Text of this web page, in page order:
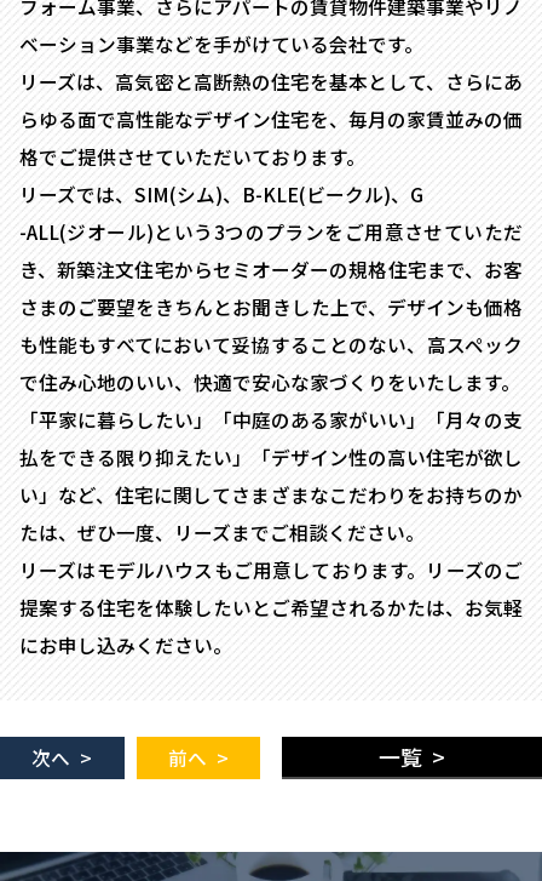
フォーム事業、さらにアパートの賃貸物件建築事業やリノ
ベーション事業などを手がけている会社です。
リーズは、高気密と高断熱の住宅を基本として、さらにあ
らゆる面で高性能なデザイン住宅を、毎月の家賃並みの価
格でご提供させていただいております。
リーズでは、SIM(シム)、B-KLE(ビークル)、G
-ALL(ジオール)という3つのプランをご用意させていただ
き、新築注文住宅からセミオーダーの規格住宅まで、お客
さまのご要望をきちんとお聞きした上で、デザインも価格
も性能もすべてにおいて妥協することのない、高スペック
で住み心地のいい、快適で安心な家づくりをいたします。
「平家に暮らしたい」「中庭のある家がいい」「月々の支
払をできる限り抑えたい」「デザイン性の高い住宅が欲し
い」など、住宅に関してさまざまなこだわりをお持ちのか
たは、ぜひ一度、リーズまでご相談ください。
リーズはモデルハウスもご用意しております。リーズのご
提案する住宅を体験したいとご希望されるかたは、お気軽
にお申し込みください。
次へ > 前へ > 一覧 >